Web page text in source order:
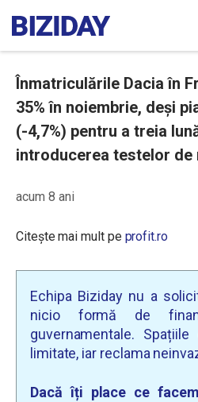
Înmatriculările Dacia în
35% în noiembrie, deși
(-4,7%) pentru a treia
introducerea testelor de
acum 8 ani
Citește mai mult pe profit.ro
Echipa Biziday nu a
nicio formă de
guvernamentale.
limitate, iar reclama
Dacă îți place ce